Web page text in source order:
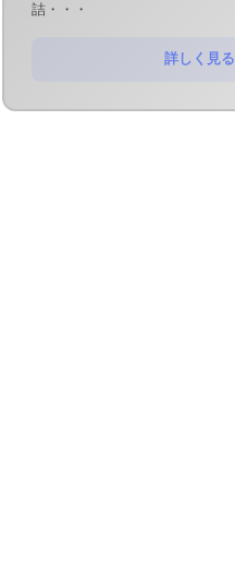
詰・・・
詳しく見る